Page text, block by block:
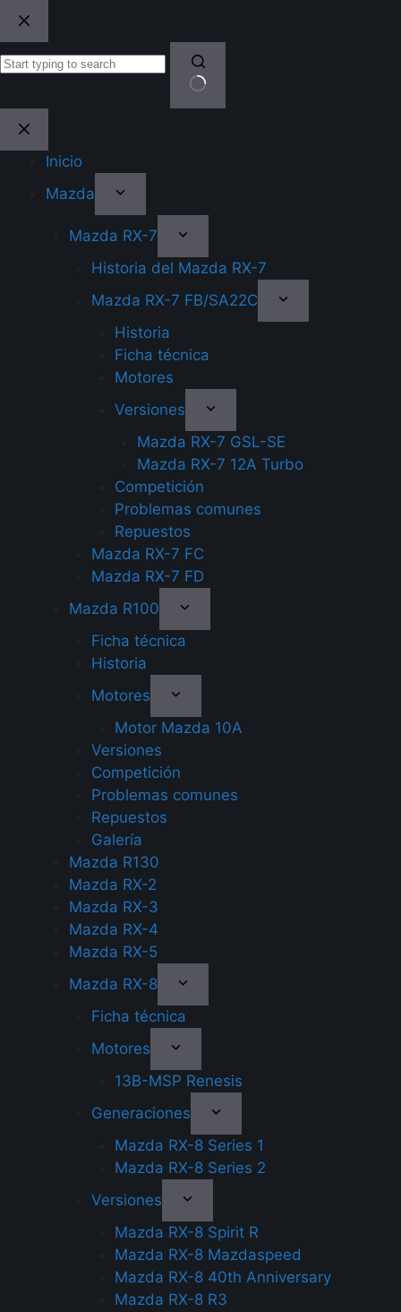
content
Inicio
Mazda
Mazda RX-7
Historia del Mazda RX-7
Mazda RX-7 FB/SA22C
Historia
Ficha técnica
Motores
Versiones
Mazda RX-7 GSL-SE
Mazda RX-7 12A Turbo
Competición
Problemas comunes
Repuestos
Mazda RX-7 FC
Mazda RX-7 FD
Mazda R100
Ficha técnica
Historia
Motores
Motor Mazda 10A
Versiones
Competición
Problemas comunes
Repuestos
Galería
Mazda R130
Mazda RX-2
Mazda RX-3
Mazda RX-4
Mazda RX-5
Mazda RX-8
Ficha técnica
Motores
13B-MSP Renesis
Generaciones
Mazda RX-8 Series 1
Mazda RX-8 Series 2
Versiones
Mazda RX-8 Spirit R
Mazda RX-8 Mazdaspeed
Mazda RX-8 40th Anniversary
Mazda RX-8 R3